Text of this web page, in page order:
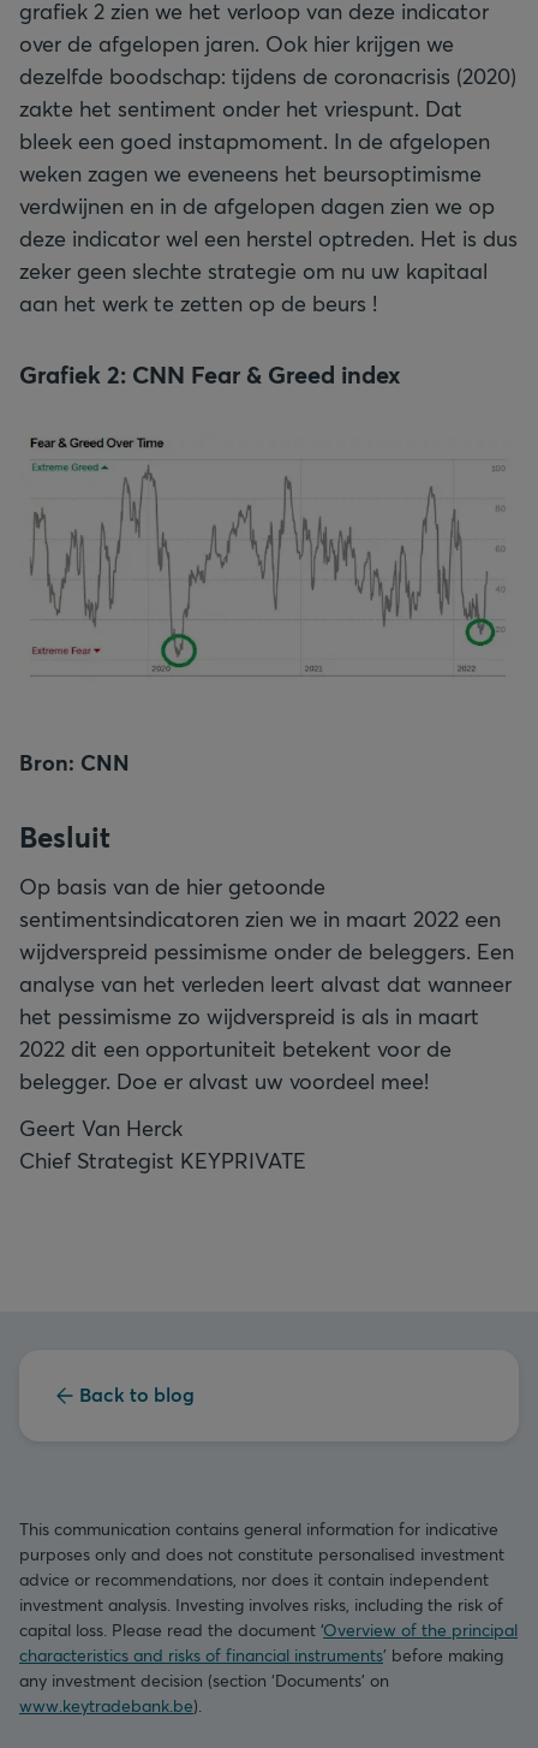
grafiek 2 zien we het verloop van deze indicator
over de afgelopen jaren. Ook hier krijgen we
dezelfde boodschap: tijdens de coronacrisis (2020)
zakte het sentiment onder het vriespunt. Dat
bleek een goed instapmoment. In de afgelopen
weken zagen we eveneens het beursoptimisme
verdwijnen en in de afgelopen dagen zien we op
deze indicator wel een herstel optreden. Het is dus
zeker geen slechte strategie om nu uw kapitaal
aan het werk te zetten op de beurs !
Grafiek 2: CNN Fear & Greed index
Bron: CNN
Besluit
Op basis van de hier getoonde
sentimentsindicatoren zien we in maart 2022 een
wijdverspreid pessimisme onder de beleggers. Een
analyse van het verleden leert alvast dat wanneer
het pessimisme zo wijdverspreid is als in maart
2022 dit een opportuniteit betekent voor de
belegger. Doe er alvast uw voordeel mee!
Geert Van Herck
Chief Strategist KEYPRIVATE
Back to blog
This communication contains general information for indicative
purposes only and does not constitute personalised investment
advice or recommendations, nor does it contain independent
investment analysis. Investing involves risks, including the risk of
capital loss. Please read the document ‘Overview of the principal
characteristics and risks of financial instruments’ before making
any investment decision (section ‘Documents’ on
www.keytradebank.be).